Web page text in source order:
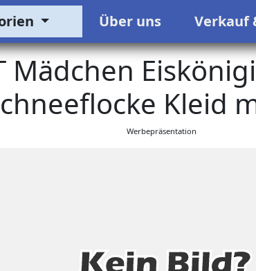
Über uns Verkauf
Mädchen
Kleid
Werbepräsentation